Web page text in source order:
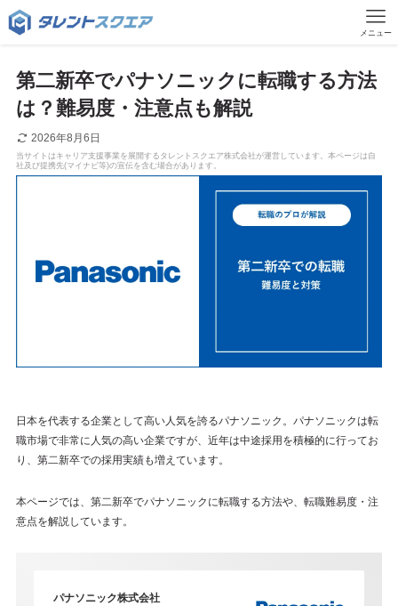
メニュー
第二新卒でパナソニックに転職する方法
は？難易度・注意点も解説
2026年8月6日
日本を代表する企業として高い人気を誇るパナソニック。パナソニックは転
職市場で非常に人気の高い企業ですが、近年は中途採用を積極的に行ってお
り、第二新卒での採用実績も増えています。
本ページでは、第二新卒でパナソニックに転職する方法や、転職難易度・注
意点を解説しています。
パナソニック株式会社